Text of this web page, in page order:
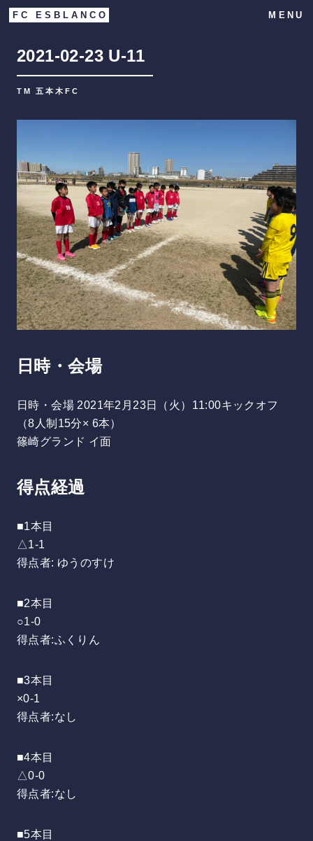
FC ESBLANCO MENU
2021-02-23 U-11
TM 五本木FC
日時・会場
日時・会場 2021年2月23日（火）11:00キックオフ
（8人制15分× 6本）
篠崎グランド イ面
得点経過
■1本目
△1-1
得点者: ゆうのすけ
■2本目
○1-0
得点者:ふくりん
■3本目
×0-1
得点者:なし
■4本目
△0-0
得点者:なし
■5本目